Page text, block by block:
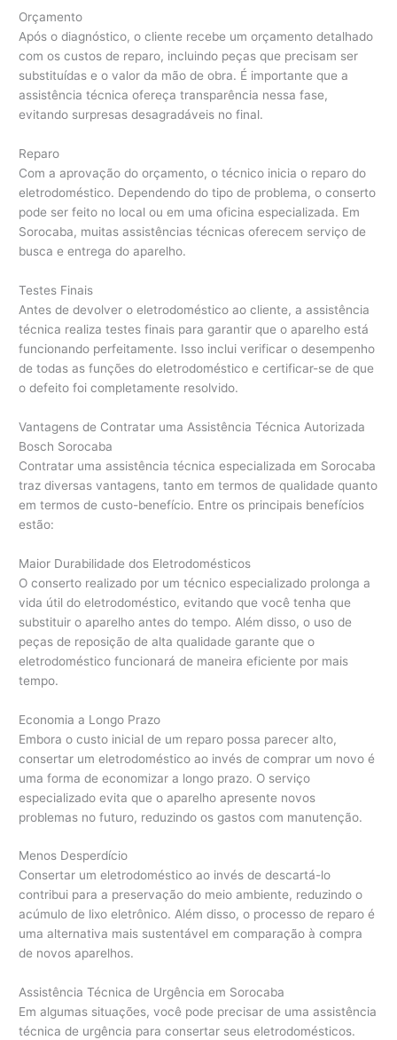
Orçamento
Após o diagnóstico, o cliente recebe um orçamento detalhado
com os custos de reparo, incluindo peças que precisam ser
substituídas e o valor da mão de obra. É importante que a
assistência técnica ofereça transparência nessa fase,
evitando surpresas desagradáveis no final.
Reparo
Com a aprovação do orçamento, o técnico inicia o reparo do
eletrodoméstico. Dependendo do tipo de problema, o conserto
pode ser feito no local ou em uma oficina especializada. Em
Sorocaba, muitas assistências técnicas oferecem serviço de
busca e entrega do aparelho.
Testes Finais
Antes de devolver o eletrodoméstico ao cliente, a assistência
técnica realiza testes finais para garantir que o aparelho está
funcionando perfeitamente. Isso inclui verificar o desempenho
de todas as funções do eletrodoméstico e certificar-se de que
o defeito foi completamente resolvido.
Vantagens de Contratar uma Assistência Técnica Autorizada
Bosch Sorocaba
Contratar uma assistência técnica especializada em Sorocaba
traz diversas vantagens, tanto em termos de qualidade quanto
em termos de custo-benefício. Entre os principais benefícios
estão:
Maior Durabilidade dos Eletrodomésticos
O conserto realizado por um técnico especializado prolonga a
vida útil do eletrodoméstico, evitando que você tenha que
substituir o aparelho antes do tempo. Além disso, o uso de
peças de reposição de alta qualidade garante que o
eletrodoméstico funcionará de maneira eficiente por mais
tempo.
Economia a Longo Prazo
Embora o custo inicial de um reparo possa parecer alto,
consertar um eletrodoméstico ao invés de comprar um novo é
uma forma de economizar a longo prazo. O serviço
especializado evita que o aparelho apresente novos
problemas no futuro, reduzindo os gastos com manutenção.
Menos Desperdício
Consertar um eletrodoméstico ao invés de descartá-lo
contribui para a preservação do meio ambiente, reduzindo o
acúmulo de lixo eletrônico. Além disso, o processo de reparo é
uma alternativa mais sustentável em comparação à compra
de novos aparelhos.
Assistência Técnica de Urgência em Sorocaba
Em algumas situações, você pode precisar de uma assistência
técnica de urgência para consertar seus eletrodomésticos.